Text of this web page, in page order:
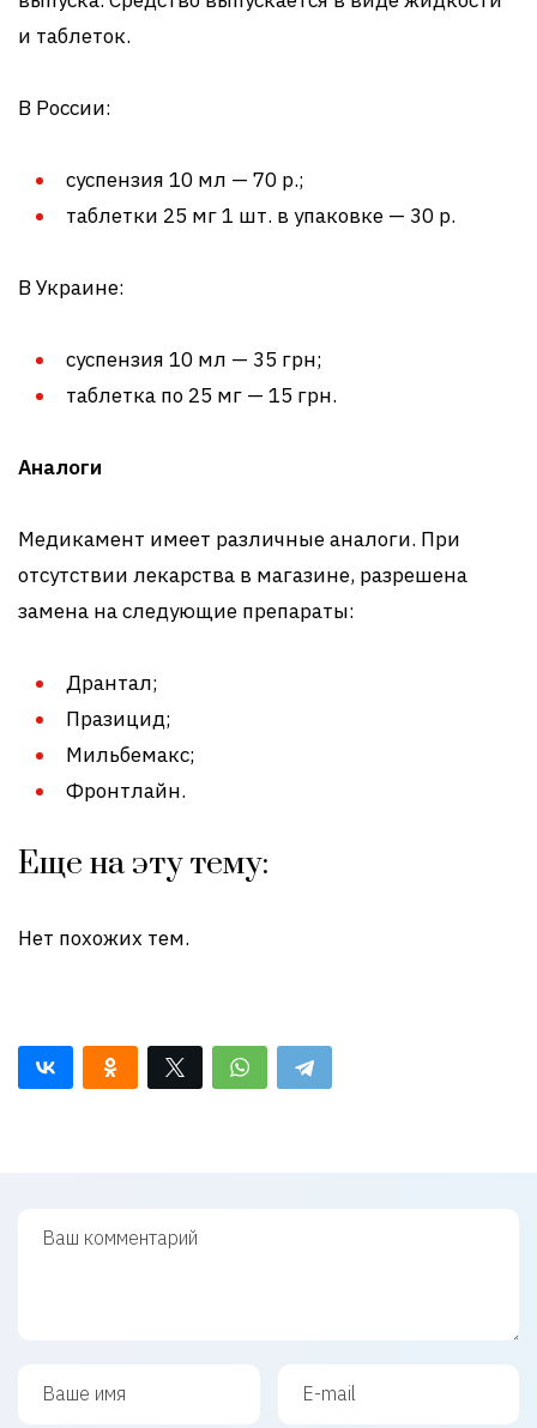
и таблеток.
В России:
суспензия 10 мл — 70 р.;
таблетки 25 мг 1 шт. в упаковке — 30 р.
В Украине:
суспензия 10 мл — 35 грн;
таблетка по 25 мг — 15 грн.
Аналоги
Медикамент имеет различные аналоги. При
отсутствии лекарства в магазине, разрешена
замена на следующие препараты:
Дрантал;
Празицид;
Мильбемакс;
Фронтлайн.
Еще на эту тему:
Нет похожих тем.